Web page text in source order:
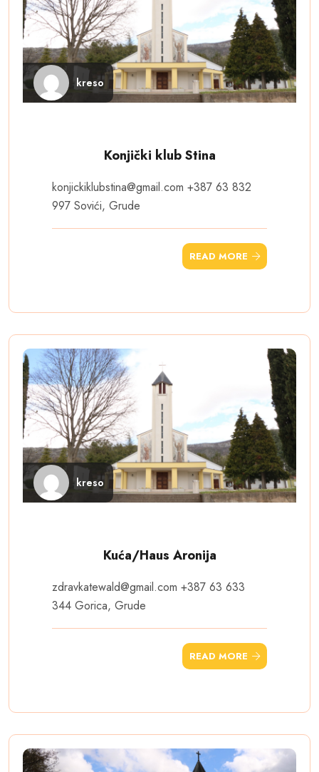
kreso
Konjički klub Stina
konjickiklubstina@gmail.com +387 63 832
997 Sovići, Grude
READ MORE
kreso
Kuća/Haus Aronija
zdravkatewald@gmail.com +387 63 633
344 Gorica, Grude
READ MORE